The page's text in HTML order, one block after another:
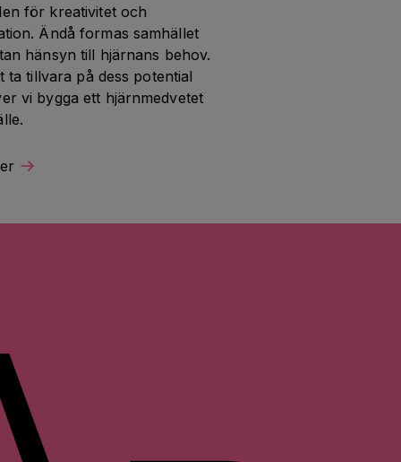
för kreativitet och
Ändå formas samhället
hänsyn till hjärnans behov.
ta tillvara på dess potential
vi bygga ett hjärnmedvetet